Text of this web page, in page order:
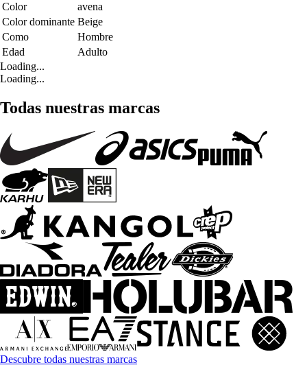
Color
avena
Color dominante Beige
Como
Hombre
Edad
Adulto
Loading...
Loading...
Todas nuestras marcas
Descubre todas nuestras marcas